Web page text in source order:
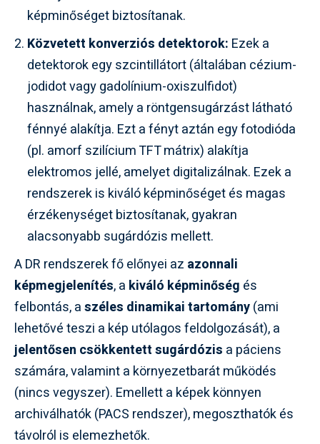
képminőséget biztosítanak.
Közvetett konverziós detektorok: Ezek a
detektorok egy szcintillátort (általában cézium-
jodidot vagy gadolínium-oxiszulfidot)
használnak, amely a röntgensugárzást látható
fénnyé alakítja. Ezt a fényt aztán egy fotodióda
(pl. amorf szilícium TFT mátrix) alakítja
elektromos jellé, amelyet digitalizálnak. Ezek a
rendszerek is kiváló képminőséget és magas
érzékenységet biztosítanak, gyakran
alacsonyabb sugárdózis mellett.
A DR rendszerek fő előnyei az azonnali
képmegjelenítés, a kiváló képminőség és
felbontás, aszéles dinamikai tartomány(ami
lehetővé teszi a kép utólagos feldolgozását), a
jelentősen csökkentett sugárdózis a páciens
számára, valamint a környezetbarát működés
(nincs vegyszer). Emellett a képek könnyen
archiválhatók (PACS rendszer), megoszthatók és
távolról is elemezhetők.